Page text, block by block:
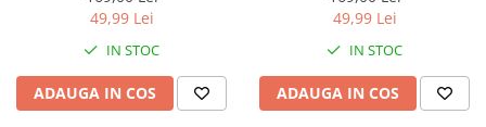
49,99 Lei
IN STOC
ADAUGA IN COS
49,99 Lei
IN STOC
ADAUGA IN COS